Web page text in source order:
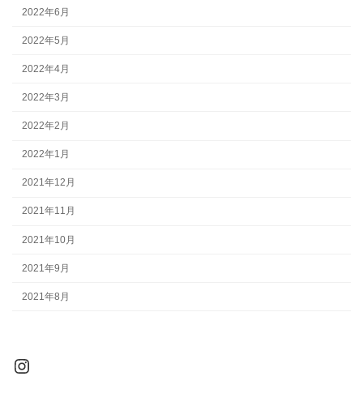
2022年6月
2022年5月
2022年4月
2022年3月
2022年2月
2022年1月
2021年12月
2021年11月
2021年10月
2021年9月
2021年8月
Instagram